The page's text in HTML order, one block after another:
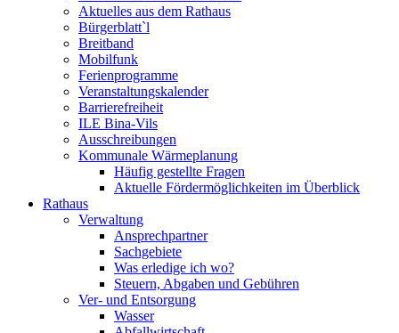
Aktuelles aus dem Rathaus
Bürgerblatt`l
Breitband
Mobilfunk
Ferienprogramme
Veranstaltungskalender
Barrierefreiheit
ILE Bina-Vils
Ausschreibungen
Kommunale Wärmeplanung
Häufig gestellte Fragen
Aktuelle Fördermöglichkeiten im Überblick
Rathaus
Verwaltung
Ansprechpartner
Sachgebiete
Was erledige ich wo?
Steuern, Abgaben und Gebühren
Ver- und Entsorgung
Wasser